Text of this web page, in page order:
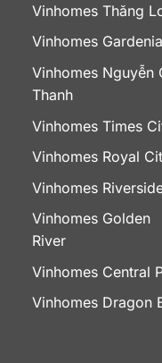
Vinhomes Thăng
Vinhomes Gardenia
Vinhomes Nguyễn
Thanh
Vinhomes Times
Vinhomes Royal
Vinhomes
Vinhomes Golden
River
Vinhomes Central
Vinhomes Dragon